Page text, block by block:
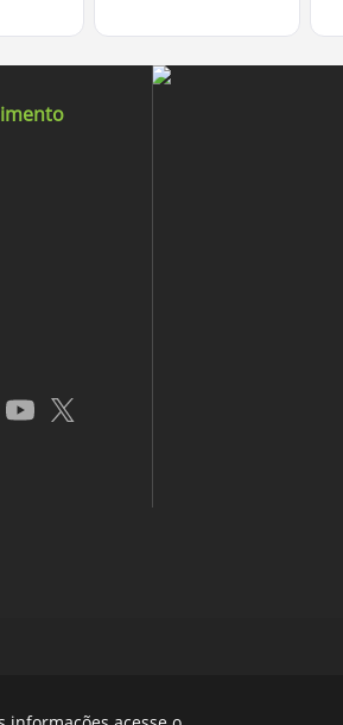
youtube
x